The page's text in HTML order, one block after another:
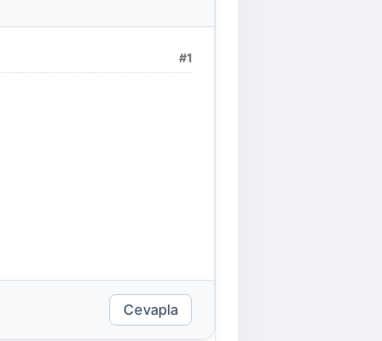
#1
Cevapla